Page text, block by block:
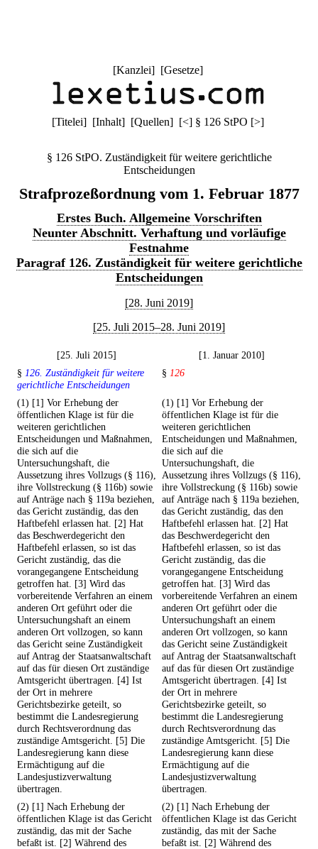
[Kanzlei] [Gesetze]
[Titelei] [Inhalt] [Quellen] [<] § 126 StPO [>]
§ 126 StPO. Zuständigkeit für weitere gerichtliche
Entscheidungen
Strafprozeßordnung vom 1. Februar 1877
Erstes Buch. Allgemeine Vorschriften
Neunter Abschnitt. Verhaftung und vorläufige
Festnahme
Paragraf 126. Zuständigkeit für weitere gerichtliche
Entscheidungen
[28. Juni 2019]
[25. Juli 2015–28. Juni 2019]
[25. Juli 2015]
[1. Januar 2010]
§ 126. Zuständigkeit für weitere
gerichtliche Entscheidungen
§ 126
(1) [1] Vor Erhebung der
öffentlichen Klage ist für die
weiteren gerichtlichen
Entscheidungen und Maßnahmen,
die sich auf die
Untersuchungshaft, die
Aussetzung ihres Vollzugs (§ 116),
ihre Vollstreckung (§ 116b) sowie
auf Anträge nach § 119a beziehen,
das Gericht zuständig, das den
Haftbefehl erlassen hat. [2] Hat
das Beschwerdegericht den
Haftbefehl erlassen, so ist das
Gericht zuständig, das die
vorangegangene Entscheidung
getroffen hat. [3] Wird das
vorbereitende Verfahren an einem
anderen Ort geführt oder die
Untersuchungshaft an einem
anderen Ort vollzogen, so kann
das Gericht seine Zuständigkeit
auf Antrag der Staatsanwaltschaft
auf das für diesen Ort zuständige
Amtsgericht übertragen. [4] Ist
der Ort in mehrere
Gerichtsbezirke geteilt, so
bestimmt die Landesregierung
durch Rechtsverordnung das
zuständige Amtsgericht. [5] Die
Landesregierung kann diese
Ermächtigung auf die
Landesjustizverwaltung
übertragen.
(1) [1] Vor Erhebung der
öffentlichen Klage ist für die
weiteren gerichtlichen
Entscheidungen und Maßnahmen,
die sich auf die
Untersuchungshaft, die
Aussetzung ihres Vollzugs (§ 116),
ihre Vollstreckung (§ 116b) sowie
auf Anträge nach § 119a beziehen,
das Gericht zuständig, das den
Haftbefehl erlassen hat. [2] Hat
das Beschwerdegericht den
Haftbefehl erlassen, so ist das
Gericht zuständig, das die
vorangegangene Entscheidung
getroffen hat. [3] Wird das
vorbereitende Verfahren an einem
anderen Ort geführt oder die
Untersuchungshaft an einem
anderen Ort vollzogen, so kann
das Gericht seine Zuständigkeit
auf Antrag der Staatsanwaltschaft
auf das für diesen Ort zuständige
Amtsgericht übertragen. [4] Ist
der Ort in mehrere
Gerichtsbezirke geteilt, so
bestimmt die Landesregierung
durch Rechtsverordnung das
zuständige Amtsgericht. [5] Die
Landesregierung kann diese
Ermächtigung auf die
Landesjustizverwaltung
übertragen.
(2) [1] Nach Erhebung der
öffentlichen Klage ist das Gericht
zuständig, das mit der Sache
befaßt ist. [2] Während des
(2) [1] Nach Erhebung der
öffentlichen Klage ist das Gericht
zuständig, das mit der Sache
befaßt ist. [2] Während des